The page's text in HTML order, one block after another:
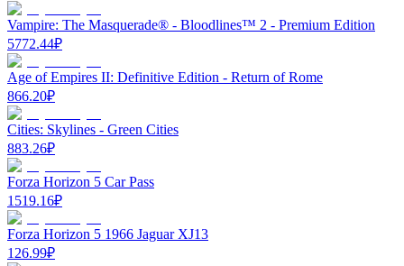
Vampire: The Masquerade® - Bloodlines™ 2 - Premium Edition
5772.44₽
Age of Empires II: Definitive Edition - Return of Rome
866.20₽
Cities: Skylines - Green Cities
883.26₽
Forza Horizon 5 Car Pass
1519.16₽
Forza Horizon 5 1966 Jaguar XJ13
126.99₽